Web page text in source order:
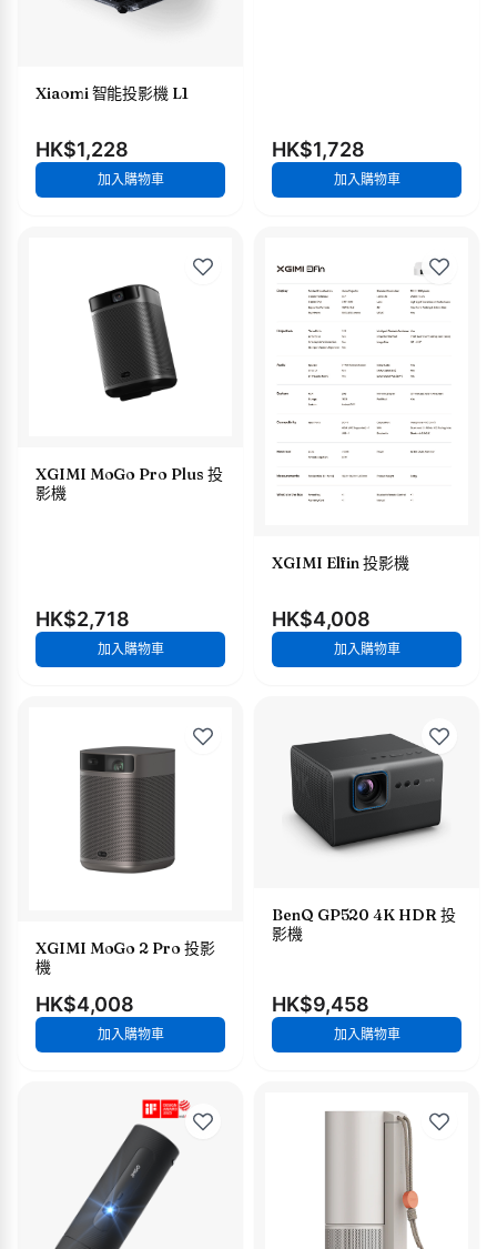
Xiaomi 智能投影機 L1
HK$1,228
加入購物車
HK$1,728
加入購物車
XGIMI MoGo Pro Plus 投
影機
HK$2,718
加入購物車
XGIMI Elfin 投影機
HK$4,008
加入購物車
XGIMI MoGo 2 Pro 投影
機
HK$4,008
加入購物車
BenQ GP520 4K HDR 投
影機
HK$9,458
加入購物車